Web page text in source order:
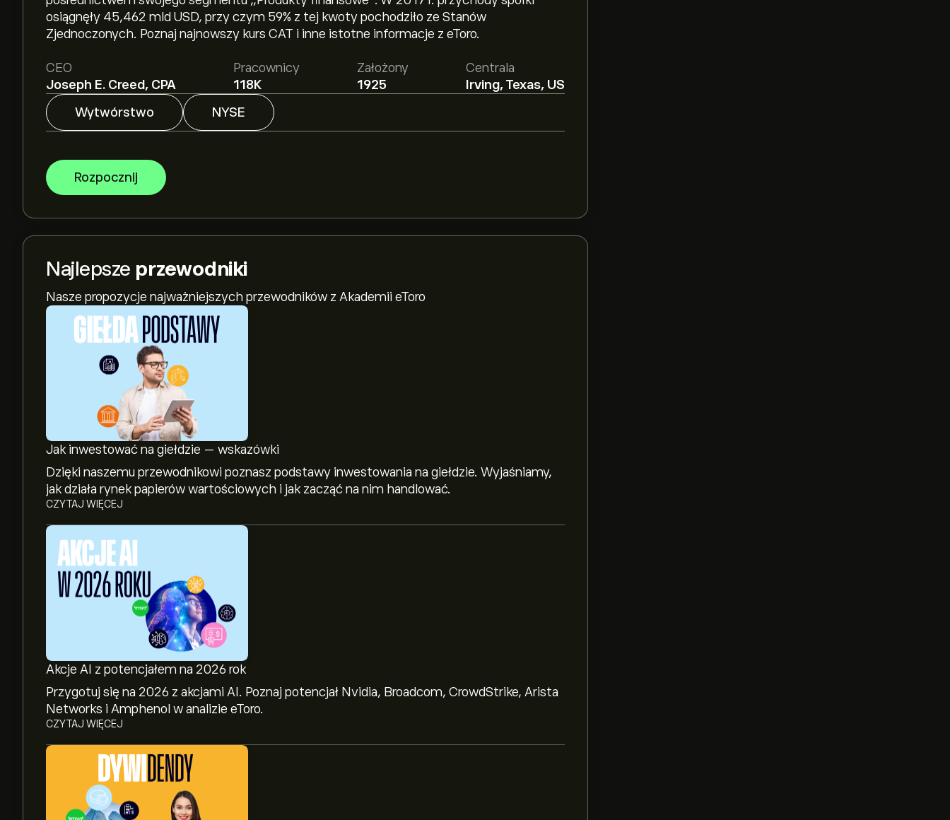
osiągnęły 45,462 mld USD, przy czym 59% z tej kwoty pochodziło ze Stanów
Zjednoczonych. Poznaj najnowszy kurs CAT i inne istotne informacje z eToro.
CEO
Joseph E. Creed, CPA
Pracownicy
118K
Założony
1925
Centrala
Irving, Texas, US
Wytwórstwo
NYSE
Rozpocznij
Najlepsze przewodniki
Nasze propozycje najważniejszych przewodników z Akademii eToro
Jak inwestować na giełdzie — wskazówki
Dzięki naszemu przewodnikowi poznasz podstawy inwestowania na giełdzie. Wyjaśniamy,
jak działa rynek papierów wartościowych i jak zacząć na nim handlować.
CZYTAJ WIĘCEJ
Akcje AI z potencjałem na 2026 rok
Przygotuj się na 2026 z akcjami AI. Poznaj potencjał Nvidia, Broadcom, CrowdStrike, Arista
Networks i Amphenol w analizie eToro.
CZYTAJ WIĘCEJ
Aktualna cena instrumentu: CAT wynosi 871.00‎$‎.